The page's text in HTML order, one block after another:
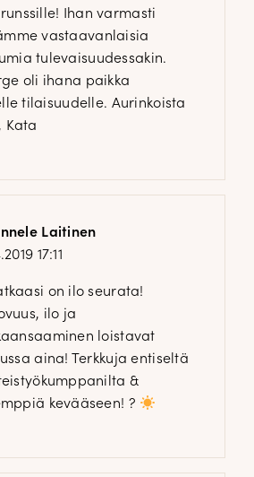
Ihan varmasti
vastaavanlaisia
tulevaisuudessakin.
oli ihana paikka
tilaisuudelle. Aurinkoista
Kata
Laitinen
17:11
on ilo seurata!
ilo ja
loistavat
aina! Terkkuja entiseltä
&
kevääseen! ?